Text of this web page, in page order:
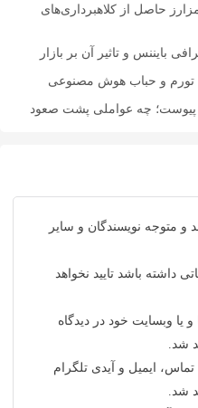
حاصل از کلاهبرداری‌های
حباب هوش مصنوعی
چه عواملی پشت صعود
نویسندگان و سایر
تایید نخواهد
خود در دیدگاه
و آیدی تلگرام